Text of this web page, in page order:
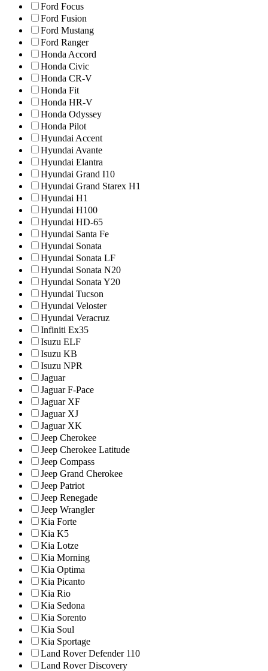
Ford Focus
Ford Fusion
Ford Mustang
Ford Ranger
Honda Accord
Honda Civic
Honda CR-V
Honda Fit
Honda HR-V
Honda Odyssey
Honda Pilot
Hyundai Accent
Hyundai Avante
Hyundai Elantra
Hyundai Grand I10
Hyundai Grand Starex H1
Hyundai H1
Hyundai H100
Hyundai HD-65
Hyundai Santa Fe
Hyundai Sonata
Hyundai Sonata LF
Hyundai Sonata N20
Hyundai Sonata Y20
Hyundai Tucson
Hyundai Veloster
Hyundai Veracruz
Infiniti Ex35
Isuzu ELF
Isuzu KB
Isuzu NPR
Jaguar
Jaguar F-Pace
Jaguar XF
Jaguar XJ
Jaguar XK
Jeep Cherokee
Jeep Cherokee Latitude
Jeep Compass
Jeep Grand Cherokee
Jeep Patriot
Jeep Renegade
Jeep Wrangler
Kia Forte
Kia K5
Kia Lotze
Kia Morning
Kia Optima
Kia Picanto
Kia Rio
Kia Sedona
Kia Sorento
Kia Soul
Kia Sportage
Land Rover Defender 110
Land Rover Discovery